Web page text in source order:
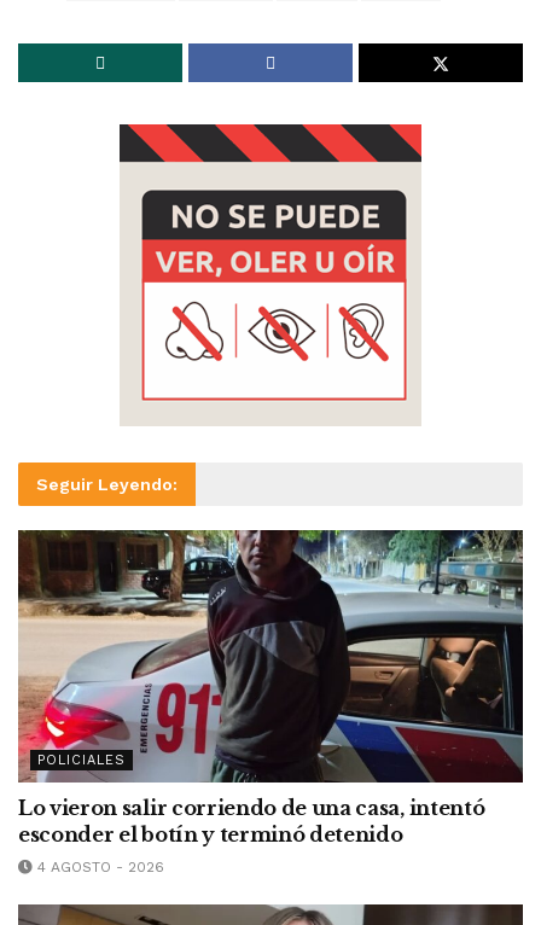
Seguir Leyendo:
POLICIALES
Lo vieron salir corriendo de una casa, intentó
esconder el botín y terminó detenido
4 AGOSTO - 2026